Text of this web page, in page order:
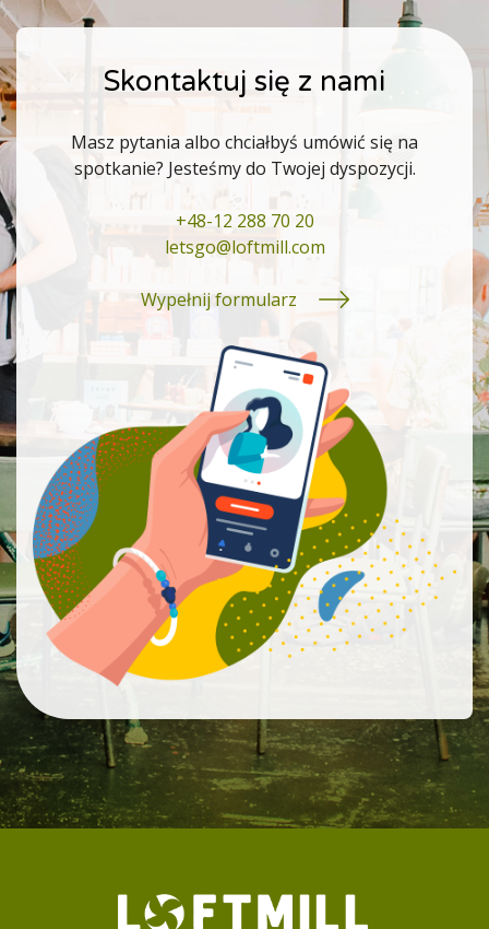
Skontaktuj się z nami
Masz pytania albo chciałbyś umówić się na
spotkanie? Jesteśmy do Twojej dyspozycji.
+48-12 288 70 20
letsgo@loftmill.com
Wypełnij formularz
Loftmill.com